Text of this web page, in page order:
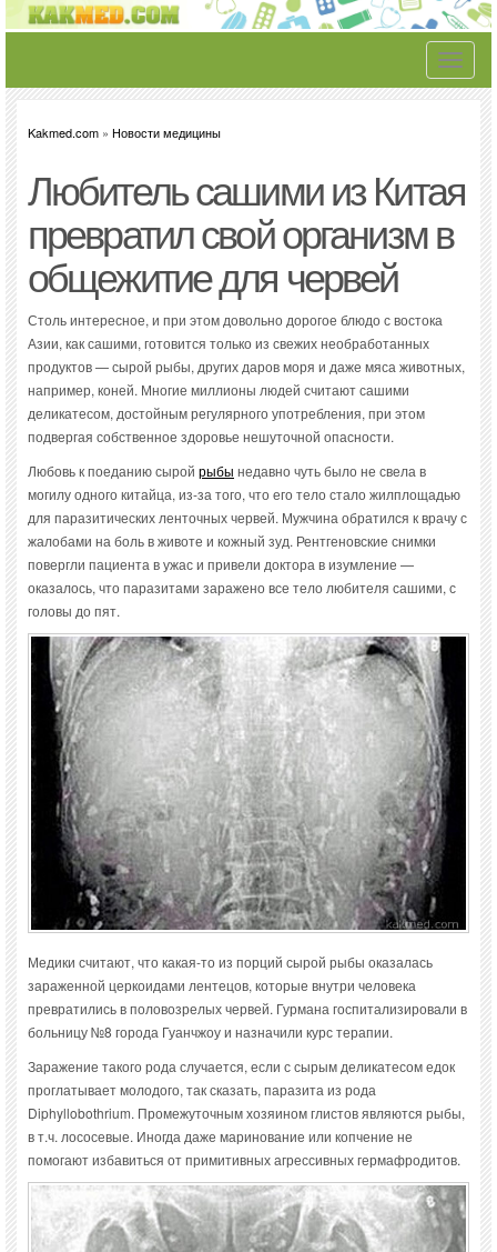
Toggle
Kakmed.com » Новости медицины
Любитель сашими из Китая
превратил свой организм в
общежитие для червей
Столь интересное, и при этом довольно дорогое блюдо с востока
Азии, как сашими, готовится только из свежих необработанных
продуктов — сырой рыбы, других даров моря и даже мяса животных,
например, коней. Многие миллионы людей считают сашими
деликатесом, достойным регулярного употребления, при этом
подвергая собственное здоровье нешуточной опасности.
Любовь к поеданию сырой рыбы недавно чуть было не свела в
могилу одного китайца, из-за того, что его тело стало жилплощадью
для паразитических ленточных червей. Мужчина обратился к врачу с
жалобами на боль в животе и кожный зуд. Рентгеновские снимки
повергли пациента в ужас и привели доктора в изумление —
оказалось, что паразитами заражено все тело любителя сашими, с
головы до пят.
Медики считают, что какая-то из порций сырой рыбы оказалась
зараженной церкоидами лентецов, которые внутри человека
превратились в половозрелых червей. Гурмана госпитализировали в
больницу №8 города Гуанчжоу и назначили курс терапии.
Заражение такого рода случается, если с сырым деликатесом едок
проглатывает молодого, так сказать, паразита из рода
Diphyllobothrium. Промежуточным хозяином глистов являются рыбы,
в т.ч. лососевые. Иногда даже маринование или копчение не
помогают избавиться от примитивных агрессивных гермафродитов.